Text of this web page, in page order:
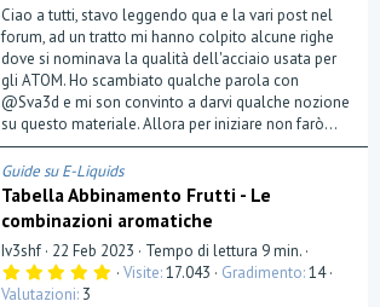
Ciao a tutti, stavo leggendo qua e la vari post nel
forum, ad un tratto mi hanno colpito alcune righe
dove si nominava la qualità dell'acciaio usata per
gli ATOM. Ho scambiato qualche parola con
@Sva3d e mi son convinto a darvi qualche nozione
su questo materiale. Allora per iniziare non farò...
Guide su E-Liquids
Tabella Abbinamento Frutti - Le
combinazioni aromatiche
Iv3shf 22 Feb 2023
Tempo di lettura 9 min.
5 Visite 17.043 Gradimento 14
Valutazioni 3